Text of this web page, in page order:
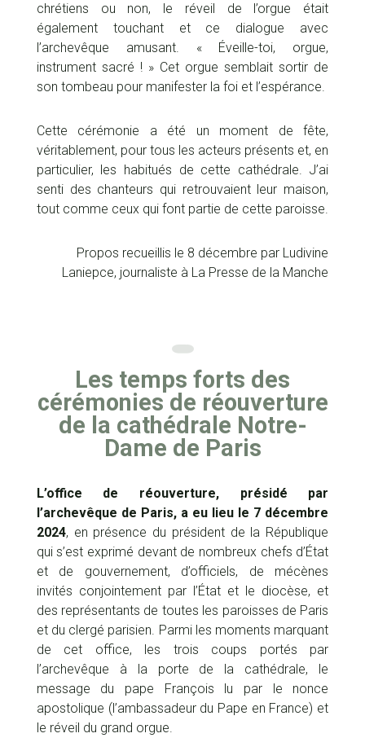
chrétiens ou non, le réveil de l’orgue était
également touchant et ce dialogue avec
l’archevêque amusant. « Éveille-toi, orgue,
instrument sacré ! » Cet orgue semblait sortir de
son tombeau pour manifester la foi et l’espérance.
Cette cérémonie a été un moment de fête,
véritablement, pour tous les acteurs présents et, en
particulier, les habitués de cette cathédrale. J’ai
senti des chanteurs qui retrouvaient leur maison,
tout comme ceux qui font partie de cette paroisse.
Propos recueillis le 8 décembre par Ludivine
Laniepce, journaliste à La Presse de la Manche
Les temps forts des
cérémonies de réouverture
de la cathédrale Notre-
Dame de Paris
L’office de réouverture, présidé par
l’archevêque de Paris, a eu lieu le 7 décembre
2024, en présence du président de la République
qui s’est exprimé devant de nombreux chefs d’État
et de gouvernement, d’officiels, de mécènes
invités conjointement par l’État et le diocèse, et
des représentants de toutes les paroisses de Paris
et du clergé parisien. Parmi les moments marquant
de cet office, les trois coups portés par
l’archevêque à la porte de la cathédrale, le
message du pape François lu par le nonce
apostolique (l’ambassadeur du Pape en France) et
le réveil du grand orgue.